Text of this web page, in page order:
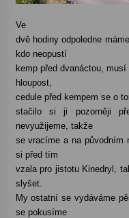
Ve
dvě hodiny odpoledne
kdo neopustí
kemp před dvanáctou,
hloupost,
cedule před kempem se o
stačilo si ji pozorněji
nevyužijeme, takže
se vracíme a na původním
si před tím
vzala pro jistotu Kinedryl,
slyšet.
My ostatní se vydáváme
se pokusíme